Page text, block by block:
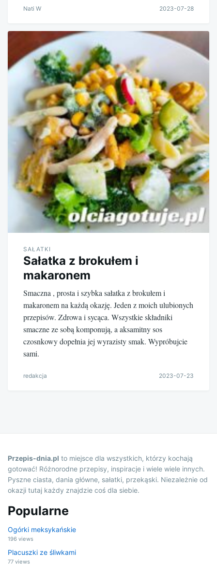
Nati W 2023-07-28
SAŁATKI
Sałatka z brokułem i
makaronem
Smaczna , prosta i szybka sałatka z brokułem i
makaronem na każdą okazję. Jeden z moich ulubionych
przepisów. Zdrowa i sycąca. Wszystkie składniki
smaczne ze sobą komponują, a aksamitny sos
czosnkowy dopełnia jej wyrazisty smak. Wypróbujcie
sami.
redakcja 2023-07-23
Przepis-dnia.pl to miejsce dla wszystkich, którzy kochają
gotować! Różnorodne przepisy, inspiracje i wiele wiele innych.
Pyszne ciasta, dania główne, sałatki, przekąski. Niezależnie od
okazji tutaj każdy znajdzie coś dla siebie.
Popularne
Ogórki meksykańskie
196 views
Placuszki ze śliwkami
77 views